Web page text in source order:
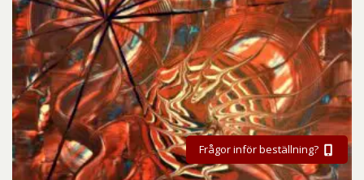
Frågor inför beställning?